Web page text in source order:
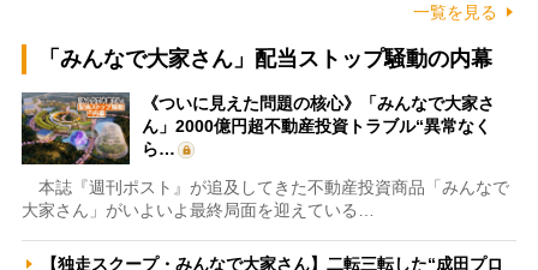
一覧を見る
「みんなで大家さん」配当ストップ騒動の内幕
《ついに見えた問題の核心》「みんなで大家さ
ん」2000億円超不動産投資トラブル“異常なく
ら…
本誌『週刊ポスト』が追及してきた不動産投資商品「みんなで
大家さん」がいよいよ最終局面を迎えている…
【独走スクープ・みんなで大家さん】二転三転した“成田プロ